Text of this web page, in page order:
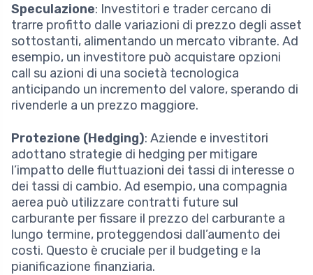
Speculazione: Investitori e trader cercano di
trarre profitto dalle variazioni di prezzo degli asset
sottostanti, alimentando un mercato vibrante. Ad
esempio, un investitore può acquistare opzioni
call su azioni di una società tecnologica
anticipando un incremento del valore, sperando di
rivenderle a un prezzo maggiore.
Protezione (Hedging): Aziende e investitori
adottano strategie di hedging per mitigare
l’impatto delle fluttuazioni dei tassi di interesse o
dei tassi di cambio. Ad esempio, una compagnia
aerea può utilizzare contratti future sul
carburante per fissare il prezzo del carburante a
lungo termine, proteggendosi dall’aumento dei
costi. Questo è cruciale per il budgeting e la
pianificazione finanziaria.